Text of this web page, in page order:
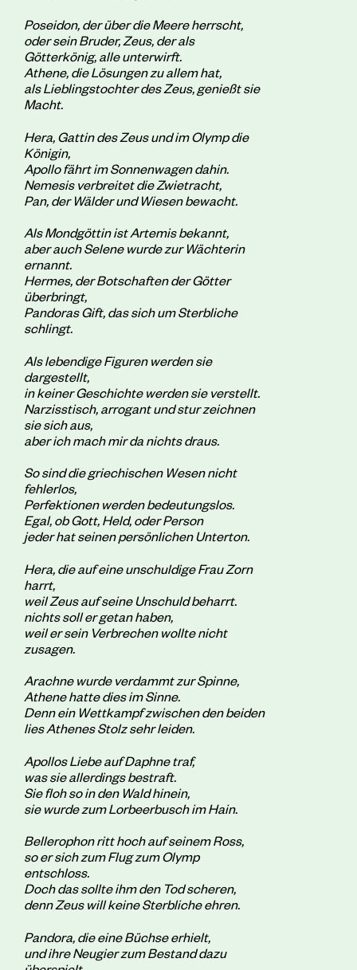
Poseidon, der über die Meere herrscht,
oder sein Bruder, Zeus, der als
Götterkönig, alle unterwirft.
Athene, die Lösungen zu allem hat,
als Lieblingstochter des Zeus, genießt sie
Macht.
Hera, Gattin des Zeus und im Olymp die
Königin,
Apollo fährt im Sonnenwagen dahin.
Nemesis verbreitet die Zwietracht,
Pan, der Wälder und Wiesen bewacht.
Als Mondgöttin ist Artemis bekannt,
aber auch Selene wurde zur Wächterin
ernannt.
Hermes, der Botschaften der Götter
überbringt,
Pandoras Gift, das sich um Sterbliche
schlingt.
Als lebendige Figuren werden sie
dargestellt,
in keiner Geschichte werden sie verstellt.
Narzisstisch, arrogant und stur zeichnen
sie sich aus,
aber ich mach mir da nichts draus.
So sind die griechischen Wesen nicht
fehlerlos,
Perfektionen werden bedeutungslos.
Egal, ob Gott, Held, oder Person
jeder hat seinen persönlichen Unterton.
Hera, die auf eine unschuldige Frau Zorn
harrt,
weil Zeus auf seine Unschuld beharrt.
nichts soll er getan haben,
weil er sein Verbrechen wollte nicht
zusagen.
Arachne wurde verdammt zur Spinne,
Athene hatte dies im Sinne.
Denn ein Wettkampf zwischen den beiden
lies Athenes Stolz sehr leiden.
Apollos Liebe auf Daphne traf,
was sie allerdings bestraft.
Sie floh so in den Wald hinein,
sie wurde zum Lorbeerbusch im Hain.
Bellerophon ritt hoch auf seinem Ross,
so er sich zum Flug zum Olymp
entschloss.
Doch das sollte ihm den Tod scheren,
denn Zeus will keine Sterbliche ehren.
Pandora, die eine Büchse erhielt,
und ihre Neugier zum Bestand dazu